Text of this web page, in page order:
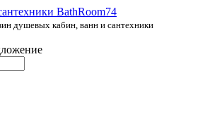
душевых кабин, ванн и сантехники